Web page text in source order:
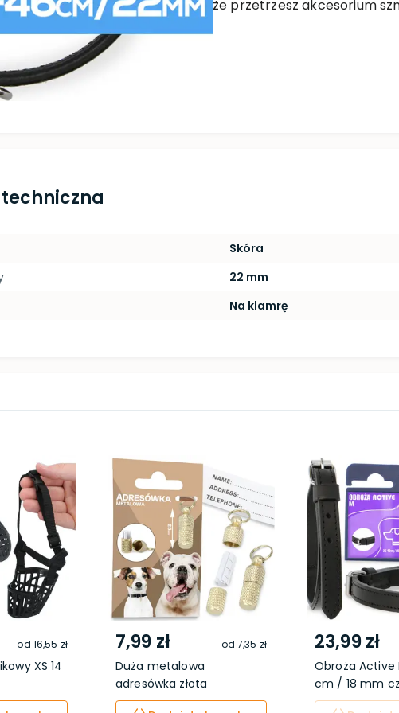
że przetrzesz akcesorium
Skóra
22 mm
Na klamrę
od 16,55 zł
XS 14
7,99 zł od7,35 zł
Duża metalowa
adresówka złota
23,99 zł
Obroża Active
cm / 18 mm